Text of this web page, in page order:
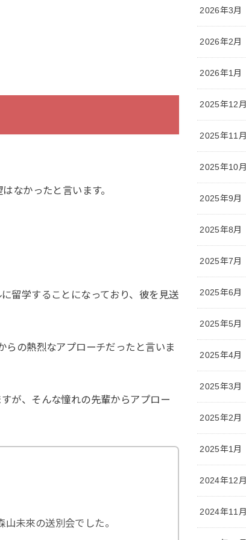
なかったと言います。
留学することになっており、彼を見送
らの熱烈なアプローチだったと言いま
が、そんな憧れの先輩からアプロー
未來の送別会でした。
2026年3月
2026年2月
2026年1月
2025年12月
2025年11月
2025年10月
2025年9月
2025年8月
2025年7月
2025年6月
2025年5月
2025年4月
2025年3月
2025年2月
2025年1月
2024年12月
2024年11月